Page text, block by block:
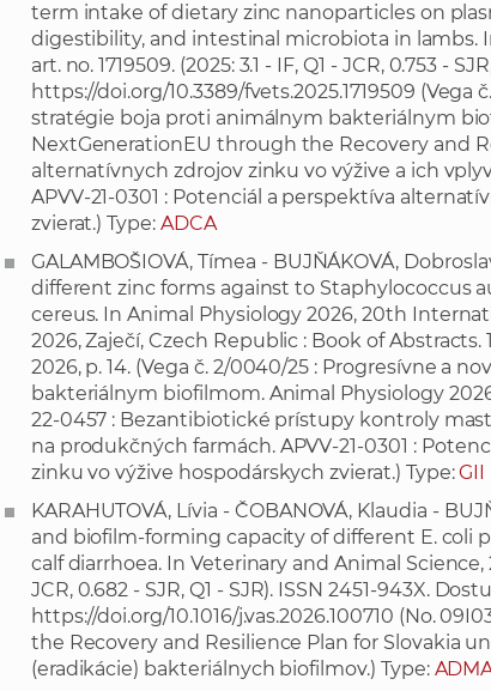
term intake of dietary zinc nanoparticles on
digestibility, and intestinal microbiota in lambs.
art. no. 1719509. (2025: 3.1 - IF, Q1 - JCR, 0.753 -
https://doi.org/10.3389/fvets.2025.1719509 (Vega
stratégie boja proti animálnym bakteriálnym
NextGenerationEU through the Recovery and
alternatívnych zdrojov zinku vo výžive a ich
APVV-21-0301 : Potenciál a perspektíva
zvierat.) Type: ADCA
GALAMBOŠIOVÁ, Tímea - BUJŇÁKOVÁ,
different zinc forms against to Staphylococcus
cereus. In Animal Physiology 2026, 20th
2026, Zaječí, Czech Republic : Book of
2026, p. 14. (Vega č. 2/0040/25 : Progresívne a
bakteriálnym biofilmom. Animal Physiology
22-0457 : Bezantibiotické prístupy kontroly
na produkčných farmách. APVV-21-0301 :
zinku vo výžive hospodárskych zvierat.) Type:GII
KARAHUTOVÁ, Lívia - ČOBANOVÁ, Klaudia -
and biofilm-forming capacity of different E. coli
calf diarrhoea. In Veterinary and Animal Science,
JCR, 0.682 - SJR, Q1 - SJR). ISSN 2451-943X.
https://doi.org/10.1016/j.vas.2026.100710 (No.
the Recovery and Resilience Plan for Slovakia
(eradikácie) bakteriálnych biofilmov.) Type: